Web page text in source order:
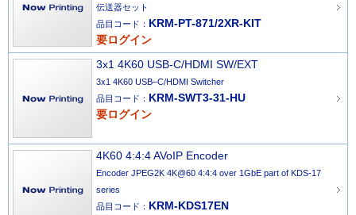
伝送器セット
品目コード： KRM-PT-871/2XR-KIT
要ログイン
3x1 4K60 USB-C/HDMI SW/EXT
3x1 4K60 USB–C/HDMI Switcher
品目コード： KRM-SWT3-31-HU
要ログイン
4K60 4:4:4 AVoIP Encoder
Encoder JPEG2K 4K@60 4:4:4 over 1GbE part of KDS-17
series
品目コード： KRM-KDS17EN